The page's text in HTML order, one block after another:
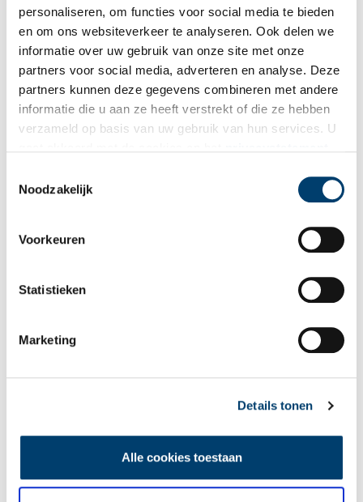
personaliseren, om functies voor social media te bieden
en om ons websiteverkeer te analyseren. Ook delen we
informatie over uw gebruik van onze site met onze
partners voor social media, adverteren en analyse. Deze
partners kunnen deze gegevens combineren met andere
informatie die u aan ze heeft verstrekt of die ze hebben
verzameld op basis van uw gebruik van hun services. U
Noodzakelijk
Voorkeuren
Statistieken
Marketing
Details tonen
Alle cookies toestaan
Ontvang de nieuwsbrief
Wilt u op de hoogte blijven van de mooiste verhalen en het
laatste erfgoednieuws? Schrijf u dan nu in voor onze
wekelijkse nieuwsbrief!
Bij inschrijving gaat u akkoord met ons
Vul deze informatie aan of geef een reactie.
E-mail*